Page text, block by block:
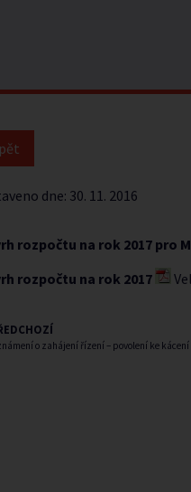
dne: 30. 11. 2016
rozpočtu na rok 2017 pro
rozpočtu na rok 2017
o zahájení řízení – povolení ke kácení